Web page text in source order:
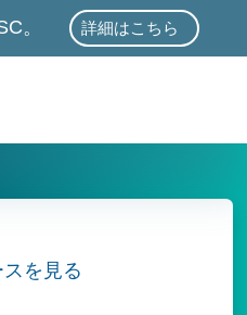
。 詳細はこちら
.BRANDといえば、
を見る